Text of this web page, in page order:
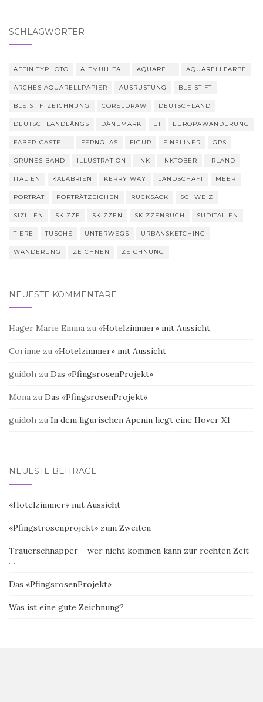
SCHLAGWÖRTER
AFFINITYPHOTO ALTMÜHLTAL AQUARELL AQUARELLFARBE
ARCHES AQUARELLPAPIER AUSRÜSTUNG BLEISTIFT
BLEISTIFTZEICHNUNG CORELDRAW DEUTSCHLAND
DEUTSCHLANDLÄNGS DÄNEMARK E1 EUROPAWANDERUNG
FABER-CASTELL FERNGLAS FIGUR FINELINER GPS
GRÜNES BAND ILLUSTRATION INK INKTOBER IRLAND
ITALIEN KALABRIEN KERRY WAY LANDSCHAFT MEER
PORTRÄT PORTRÄTZEICHEN RUCKSACK SCHWEIZ
SIZILIEN SKIZZE SKIZZEN SKIZZENBUCH SÜDITALIEN
TIERE TUSCHE UNTERWEGS URBANSKETCHING
WANDERUNG ZEICHNEN ZEICHNUNG
NEUESTE KOMMENTARE
Hager Marie Emma zu «Hotelzimmer» mit Aussicht
Corinne zu «Hotelzimmer» mit Aussicht
guidoh zu Das «PfingsrosenProjekt»
Mona zu Das «PfingsrosenProjekt»
guidoh zu In dem ligurischen Apenin liegt eine Hover X1
NEUESTE BEITRÄGE
«Hotelzimmer» mit Aussicht
«Pfingstrosenprojekt» zum Zweiten
Trauerschnäpper – wer nicht kommen kann zur rechten Zeit
…
Das «PfingsrosenProjekt»
Was ist eine gute Zeichnung?